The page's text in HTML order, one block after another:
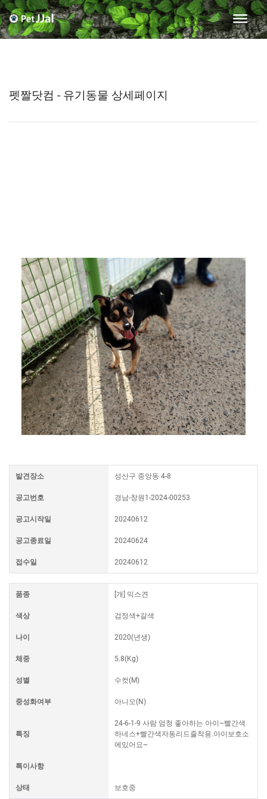
펫짤닷컴 - 유기동물 상세페이지
발견장소 성산구 중앙동 4-8
공고번호 경남-창원1-2024-00253
공고시작일 20240612
공고종료일 20240624
접수일 20240612
품종 [개] 믹스견
색상 검정색+갈색
나이 2020(년생)
체중 5.8(Kg)
성별 수컷(M)
중성화여부 아니오(N)
특징
24-6-1-9 사람 엄청 좋아하는 아이~빨간색
하네스+빨간색자동리드줄착용.아이보호소
에있어요~
특이사항
상태 보호중